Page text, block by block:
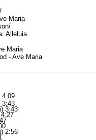
Maria
Alleluia
Maria
- Ave Maria
4:09
3:43
3:43
2:56